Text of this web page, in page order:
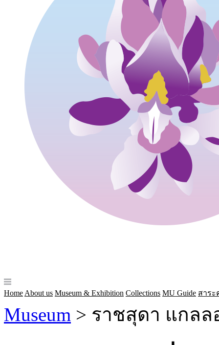
Home About us Museum & Exhibition Collections MU Guide สาระ
Museum > ราชสุดา แกลล